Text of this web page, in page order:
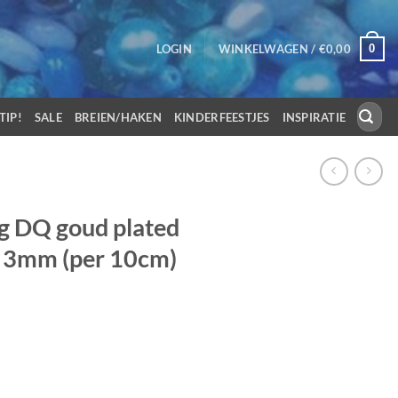
LOGIN WINKELWAGEN /€0,00 0
SALE BREIEN/HAKEN KINDERFEESTJES INSPIRATIE
Zoeken
naar:
DQ goud plated
(per 10cm)